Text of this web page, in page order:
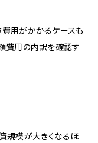
用がかかるケースも
費用の内訳を確認す
規模が大きくなるほ